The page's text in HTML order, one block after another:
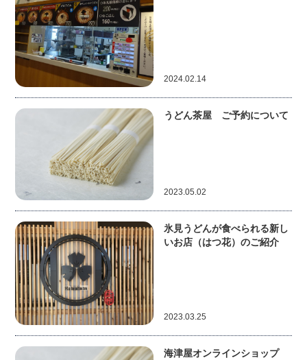
2024.02.14
うどん茶屋 ご予約について
2023.05.02
氷見うどんが食べられる新し
いお店（はつ花）のご紹介
2023.03.25
海津屋オンラインショップ